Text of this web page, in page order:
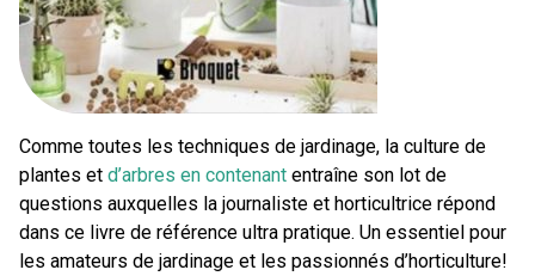
Comme toutes les techniques de jardinage, la culture de
plantes et d’arbres en contenant entraîne son lot de
questions auxquelles la journaliste et horticultrice répond
dans ce livre de référence ultra pratique. Un essentiel pour
les amateurs de jardinage et les passionnés d’horticulture!